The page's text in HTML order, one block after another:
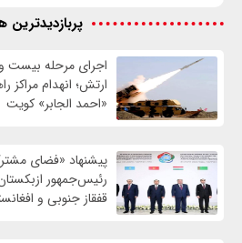
پربازدیدترین
اجرای مرحله بیست
ارتش؛ انهدام مراکز
«احمد الجابر» کویت
پیشنهاد «فضای
رئیس‌جمهور
قفقاز جنوبی و